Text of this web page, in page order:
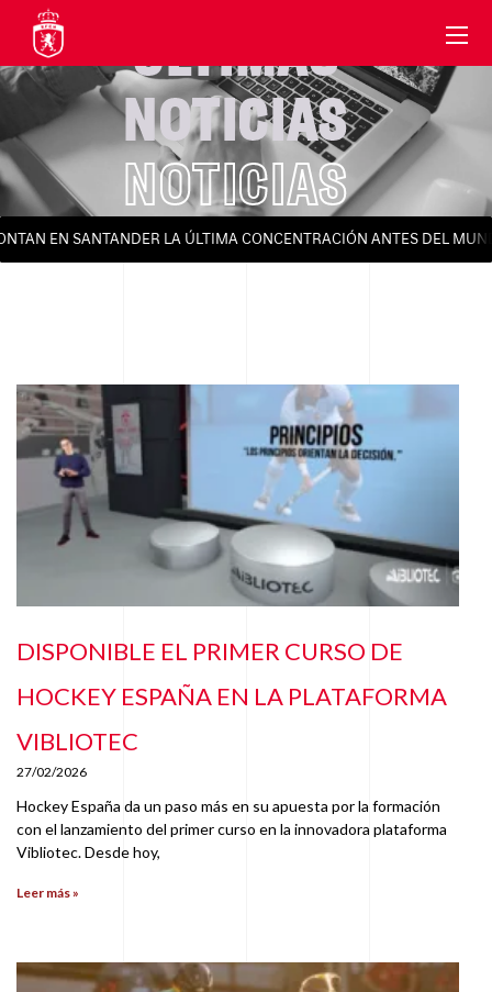
ÚLTIMAS
NOTICIAS
NOTICIAS
EN SANTANDER LA ÚLTIMA CONCENTRACIÓN ANTES DEL
DISPONIBLE EL PRIMER CURSO DE
HOCKEY ESPAÑA EN LA PLATAFORMA
VIBLIOTEC
27/02/2026
Hockey España da un paso más en su apuesta por la formación
con el lanzamiento del primer curso en la innovadora plataforma
Vibliotec. Desde hoy,
Leer más »